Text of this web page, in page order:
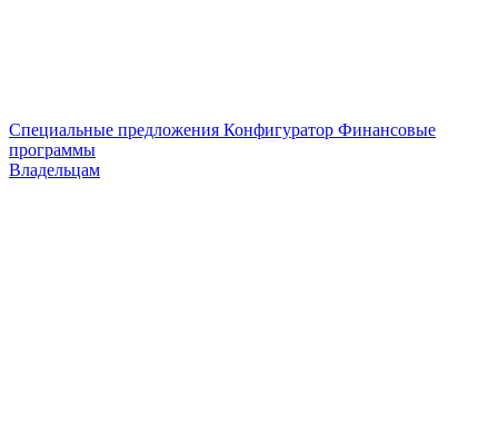
Специальные предложения Конфигуратор Финансовые
программы
Владельцам